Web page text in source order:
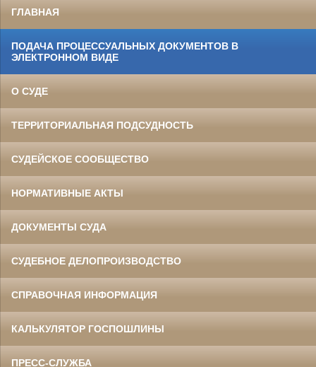
ГЛАВНАЯ
ПОДАЧА ПРОЦЕССУАЛЬНЫХ ДОКУМЕНТОВ В
ЭЛЕКТРОННОМ ВИДЕ
О СУДЕ
ТЕРРИТОРИАЛЬНАЯ ПОДСУДНОСТЬ
СУДЕЙСКОЕ СООБЩЕСТВО
НОРМАТИВНЫЕ АКТЫ
ДОКУМЕНТЫ СУДА
СУДЕБНОЕ ДЕЛОПРОИЗВОДСТВО
СПРАВОЧНАЯ ИНФОРМАЦИЯ
КАЛЬКУЛЯТОР ГОСПОШЛИНЫ
ПРЕСС-СЛУЖБА